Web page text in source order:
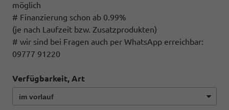
möglich
# Finanzierung schon ab 0.99%
(je nach Laufzeit bzw. Zusatzprodukten)
# wir sind bei Fragen auch per WhatsApp erreichbar:
09777 91220
Verfügbarkeit, Art